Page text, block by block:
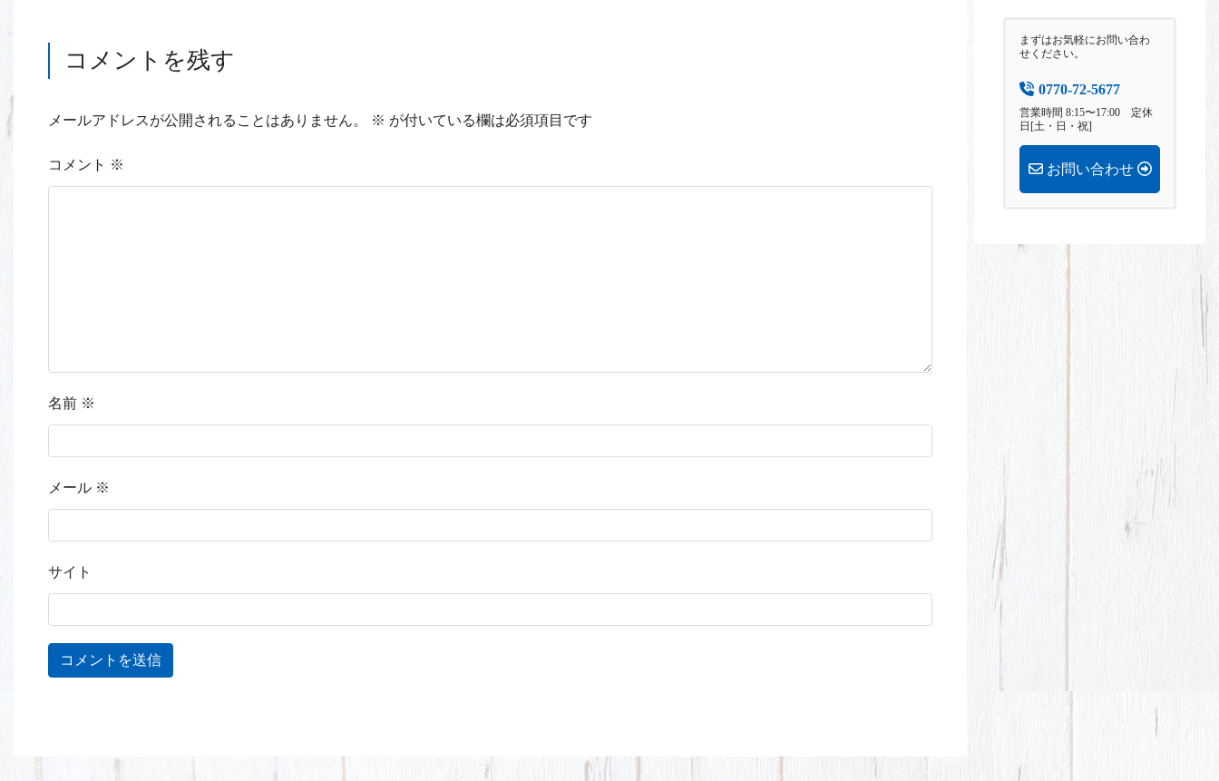
コメントを残す
メールアドレスが公開されることはありません。 ※ が付いている欄は必須項目です
コメント ※
名前 ※
メール ※
サイト
まずはお気軽にお問い合わ
せください。
0770-72-5677
営業時間 8:15〜17:00 定休
日[土・日・祝]
お問い合わせ